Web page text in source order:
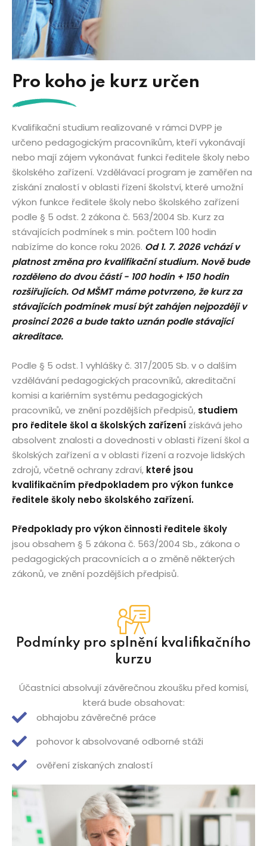
Pro koho je kurz určen
Kvalifikační studium realizované v rámci DVPP je
určeno pedagogickým pracovníkům, kteří vykonávají
nebo mají zájem vykonávat funkci ředitele školy nebo
školského zařízení. Vzdělávací program je zaměřen na
získání znalostí v oblasti řízení školství, které umožní
výkon funkce ředitele školy nebo školského zařízení
podle § 5 odst. 2 zákona č. 563/2004 Sb. Kurz za
stávajících podmínek s min. počtem 100 hodin
nabízíme do konce roku 2026. Od 1. 7. 2026 vchází v
platnost změna pro kvalifikační studium. Nově bude
rozděleno do dvou částí - 100 hodin + 150 hodin
rozšiřujících. Od MŠMT máme potvrzeno, že kurz za
stávajících podmínek musí být zahájen nejpozději v
prosinci 2026 a bude takto uznán podle stávající
akreditace.
Podle § 5 odst. 1 vyhlášky č. 317/2005 Sb. v o dalším
vzdělávání pedagogických pracovníků, akreditační
komisi a kariérním systému pedagogických
pracovníků, ve znění pozdějších předpisů, studiem
pro ředitele škol a školských zařízení získává jeho
absolvent znalosti a dovednosti v oblasti řízení škol a
školských zařízení a v oblasti řízení a rozvoje lidských
zdrojů, včetně ochrany zdraví, které jsou
kvalifikačním předpokladem pro výkon funkce
ředitele školy nebo školského zařízení.
Předpoklady pro výkon činnosti ředitele školy
jsou obsahem § 5 zákona č. 563/2004 Sb., zákona o
pedagogických pracovnících a o změně některých
zákonů, ve znění pozdějších předpisů.
Podmínky pro splnění kvalifikačního
kurzu
Účastníci absolvují závěrečnou zkoušku před komisí,
která bude obsahovat:
obhajobu závěrečné práce
pohovor k absolvované odborné stáži
ověření získaných znalostí